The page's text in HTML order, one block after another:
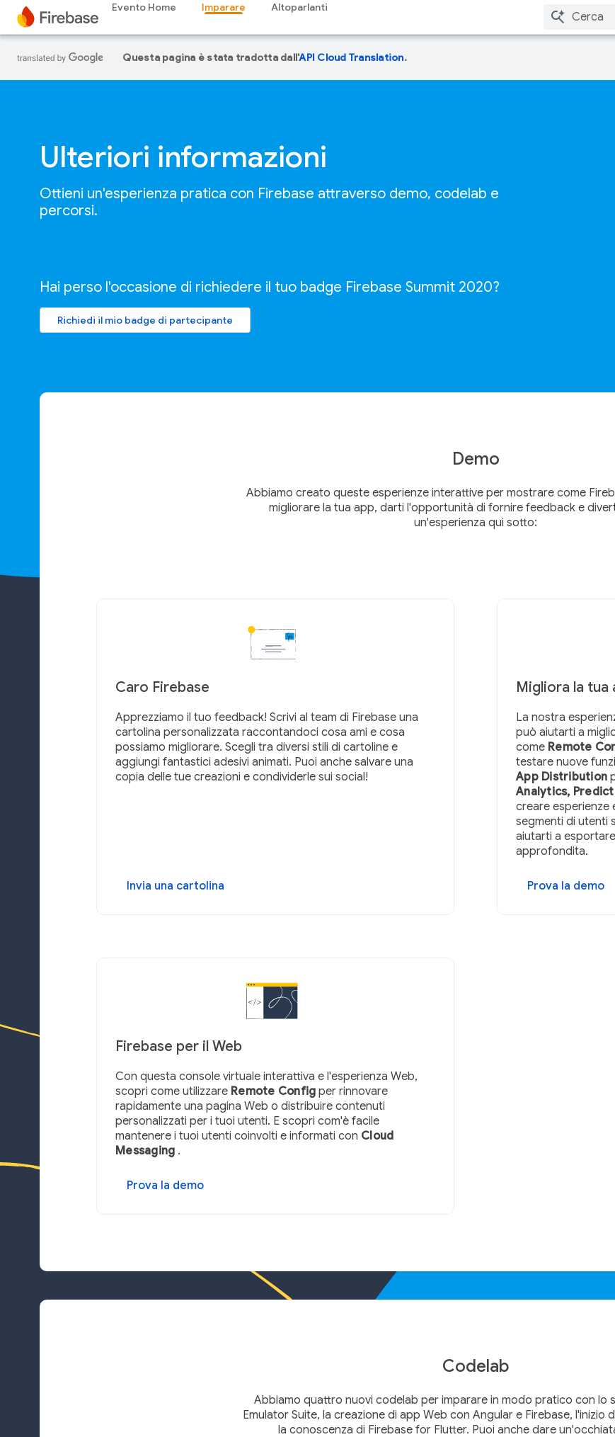
Evento Home Imparare Altoparlanti
Questa pagina è stata tradotta dall'API Cloud Translation.
Ulteriori informazioni
Ottieni un'esperienza pratica con Firebase attraverso demo, codelab e
percorsi.
Hai perso l'occasione di richiedere il tuo badge Firebase Summit 2020?
Richiedi il mio badge di partecipante
Demo
Abbiamo creato queste esperienze interattive per mostrare come
migliorare la tua app, darti l'opportunità di fornire feedback e
un'esperienza qui sotto:
Caro Firebase
Apprezziamo il tuo feedback! Scrivi al team di Firebase una
cartolina personalizzata raccontandoci cosa ami e cosa
possiamo migliorare. Scegli tra diversi stili di cartoline e
aggiungi fantastici adesivi animati. Puoi anche salvare una
copia delle tue creazioni e condividerle sui social!
Invia una cartolina
Migliora la tua
La nostra
può aiutarti a
come Remote
testare nuove
App Distribution
Analytics,
creare esperienze
segmenti di utenti
aiutarti a
approfondita.
Prova la demo
Firebase per il Web
Con questa console virtuale interattiva e l'esperienza Web,
scopri come utilizzare Remote Config per rinnovare
rapidamente una pagina Web o distribuire contenuti
personalizzati per i tuoi utenti. E scopri com'è facile
mantenere i tuoi utenti coinvolti e informati con Cloud
Messaging .
Prova la demo
Codelab
Abbiamo quattro nuovi codelab per imparare in modo pratico con lo
Emulator Suite, la creazione di app Web con Angular e Firebase, l'inizio
la conoscenza di Firebase for Flutter. Puoi anche dare